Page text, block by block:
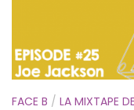
FACE B / LA MIXTAPE